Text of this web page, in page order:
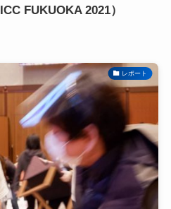
FUKUOKA 2021）
レポート